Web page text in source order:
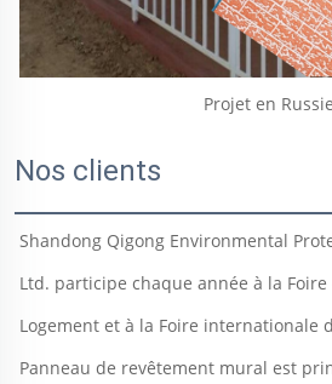
Projet en Russie
Nos clients
Shandong Qigong Environmental
Ltd. participe chaque année à la
Logement et à la Foire internationale
Panneau de revêtement mural est